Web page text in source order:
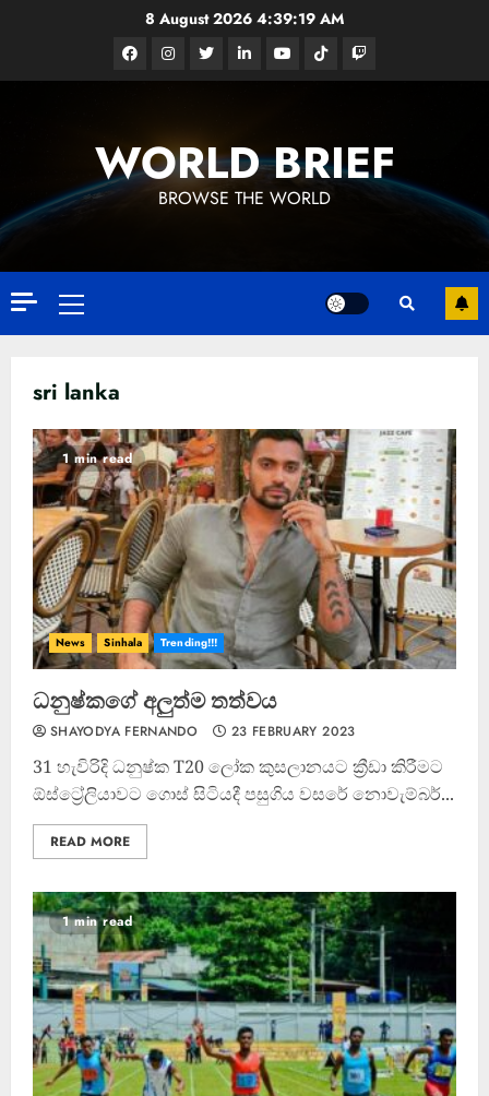
8 August 2026 4:39:19 AM
FacebookInstagram
TwitterLinkedinYoutubeTiktokGoogle
News
WORLD BRIEF
BROWSE THE WORLD
Primary
Menu
sri lanka
1 min read
News Sinhala Trending!!!
ධනුෂ්කගේ අලුත්ම තත්වය
SHAYODYA FERNANDO 23 FEBRUARY 2023
31 හැවිරිදි ධනුෂ්ක T20 ලෝක කුසලානයට ක්‍රීඩා කිරීමට
ඕස්ට්‍රේලියාවට ගොස් සිටියදී පසුගිය වසරේ නොවැම්බර්...
READ MORE
1 min read